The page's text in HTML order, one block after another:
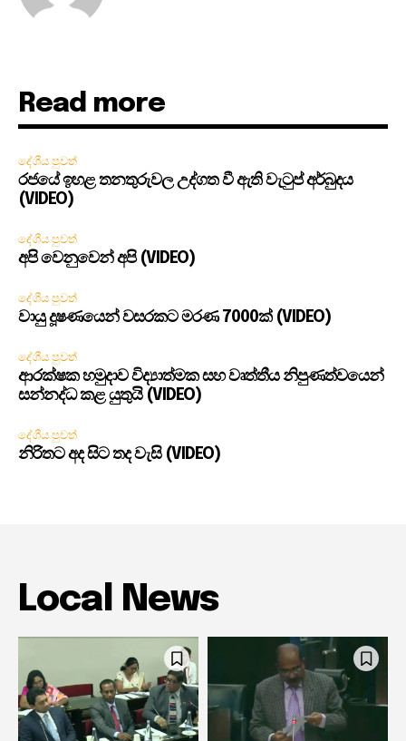
Read more
දේශීය පුවත්
රජයේ ඉහළ තනතුරුවල උද්ගත වී ඇති වැටුප් අර්බුදය
(VIDEO)
දේශීය පුවත්
අපි වෙනුවෙන් අපි (VIDEO)
දේශීය පුවත්
වායු දූෂණයෙන් වසරකට මරණ 7000ක් (VIDEO)
දේශීය පුවත්
ආරක්ෂක හමුදාව විද්‍යාත්මක සහ වෘත්තීය නිපුණත්වයෙන්
සන්නද්ධ කළ යුතුයි (VIDEO)
දේශීය පුවත්
නිරිතට අද සිට තද වැසි (VIDEO)
Local News